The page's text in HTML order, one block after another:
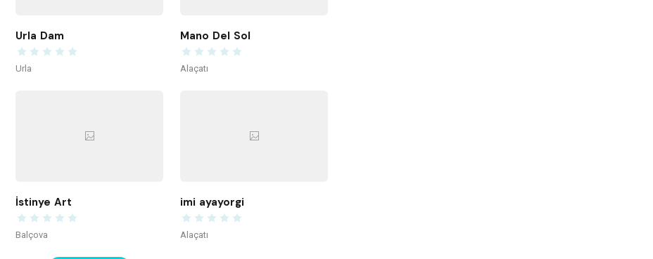
Urla Dam
Urla
Mano Del Sol
Alaçatı
İstinye Art
Balçova
imi ayayorgi
Alaçatı